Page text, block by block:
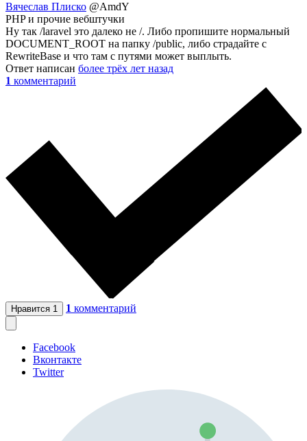
Вячеслав Плиско @AmdY
PHP и прочие вебштучки
Ну так /laravel это далеко не /. Либо пропишите нормальный
DOCUMENT_ROOT на папку /public, либо страдайте с
RewriteBase и что там с путями может выплыть.
Ответ написан более трёх лет назад
1 комментарий
Нравится 1 1 комментарий
Facebook
Вконтакте
Twitter